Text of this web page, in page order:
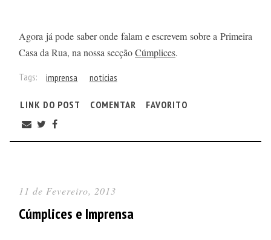
Agora já pode saber onde falam e escrevem sobre a Primeira
Casa da Rua, na nossa secçãoCúmplices.
Tags: imprensa noticias
LINK DO POST COMENTAR FAVORITO
11 de Fevereiro, 2013
Cúmplices e Imprensa